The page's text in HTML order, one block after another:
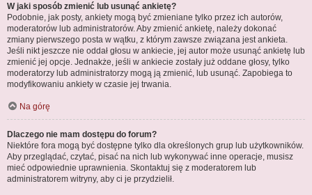
W jaki sposób zmienić lub usunąć ankietę?
Podobnie, jak posty, ankiety mogą być zmieniane tylko przez ich autorów,
moderatorów lub administratorów. Aby zmienić ankietę, należy dokonać
zmiany pierwszego posta w wątku, z którym zawsze związana jest ankieta.
Jeśli nikt jeszcze nie oddał głosu w ankiecie, jej autor może usunąć ankietę lub
zmienić jej opcje. Jednakże, jeśli w ankiecie zostały już oddane głosy, tylko
moderatorzy lub administratorzy mogą ją zmienić, lub usunąć. Zapobiega to
modyfikowaniu ankiety w czasie jej trwania.
Na górę
Dlaczego nie mam dostępu do forum?
Niektóre fora mogą być dostępne tylko dla określonych grup lub użytkowników.
Aby przeglądać, czytać, pisać na nich lub wykonywać inne operacje, musisz
mieć odpowiednie uprawnienia. Skontaktuj się z moderatorem lub
administratorem witryny, aby ci je przydzielił.